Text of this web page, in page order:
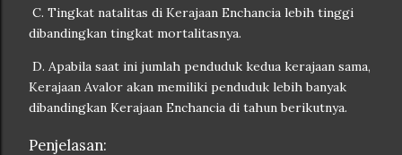
C. Tingkat natalitas di Kerajaan Enchancia lebih tinggi
dibandingkan tingkat mortalitasnya.
D. Apabila saat ini jumlah penduduk kedua kerajaan sama,
Kerajaan Avalor akan memiliki penduduk lebih banyak
dibandingkan Kerajaan Enchancia di tahun berikutnya.
Penjelasan: